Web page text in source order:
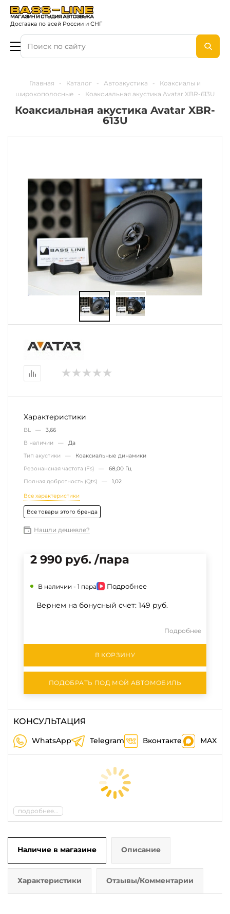
Доставка по всей России и СНГ
Главная - Каталог - Автоакустика -
Коаксиалы и
широкополосные
- Коаксиальная акустика Avatar XBR-613U
Коаксиальная акустика Avatar XBR-
613U
Характеристики
BL — 3,66
В наличии — Да
Тип акустики — Коаксиальные динамики
Резонансная частота (Fs) — 68,00 Гц
Полная добротность (Qts) — 1,02
Все характеристики
Все товары этого бренда
Нашли дешевле?
2 990 руб. /пара
В наличии - 1 пара Подробнее
Вернем на бонусный счет: 149 руб.
Подробнее
В КОРЗИНУ
ПОДОБРАТЬ ПОД МОЙ АВТОМОБИЛЬ
КОНСУЛЬТАЦИЯ
WhatsApp Telegram Вконтакте MAX
подробнее...
Наличие в магазине Описание
Характеристики Отзывы/Комментарии